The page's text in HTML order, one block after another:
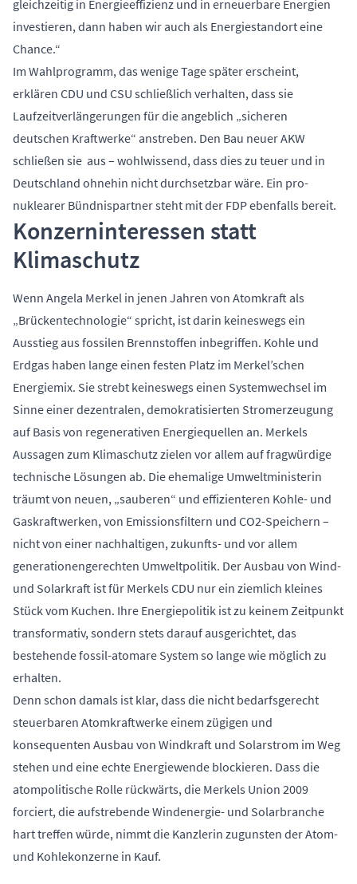
gleichzeitig in Energieeffizienz und in erneuerbare Energien
investieren, dann haben wir auch als Energiestandort eine
Chance.“
Im Wahlprogramm, das wenige Tage später erscheint,
erklären CDU und CSU schließlich verhalten, dass sie
Laufzeitverlängerungen für die angeblich „sicheren
deutschen Kraftwerke“ anstreben. Den Bau neuer AKW
schließen sie aus – wohlwissend, dass dies zu teuer und in
Deutschland ohnehin nicht durchsetzbar wäre. Ein pro-
nuklearer Bündnispartner steht mit der FDP ebenfalls bereit.
Konzerninteressen statt
Klimaschutz
Wenn Angela Merkel in jenen Jahren von Atomkraft als
„Brückentechnologie“ spricht, ist darin keineswegs ein
Ausstieg aus fossilen Brennstoffen inbegriffen. Kohle und
Erdgas haben lange einen festen Platz im Merkel’schen
Energiemix. Sie strebt keineswegs einen Systemwechsel im
Sinne einer dezentralen, demokratisierten Stromerzeugung
auf Basis von regenerativen Energiequellen an. Merkels
Aussagen zum Klimaschutz zielen vor allem auf fragwürdige
technische Lösungen ab. Die ehemalige Umweltministerin
träumt von neuen, „sauberen“ und effizienteren Kohle- und
Gaskraftwerken, von Emissionsfiltern und CO2-Speichern –
nicht von einer nachhaltigen, zukunfts- und vor allem
generationengerechten Umweltpolitik. Der Ausbau von Wind-
und Solarkraft ist für Merkels CDU nur ein ziemlich kleines
Stück vom Kuchen. Ihre Energiepolitik ist zu keinem Zeitpunkt
transformativ, sondern stets darauf ausgerichtet, das
bestehende fossil-atomare System so lange wie möglich zu
erhalten.
Denn schon damals ist klar, dass die nicht bedarfsgerecht
steuerbaren Atomkraftwerke einem zügigen und
konsequenten Ausbau von Windkraft und Solarstrom im Weg
stehen und eine echte Energiewende blockieren. Dass die
atompolitische Rolle rückwärts, die Merkels Union 2009
forciert, die aufstrebende Windenergie- und Solarbranche
hart treffen würde, nimmt die Kanzlerin zugunsten der Atom-
und Kohlekonzerne in Kauf.